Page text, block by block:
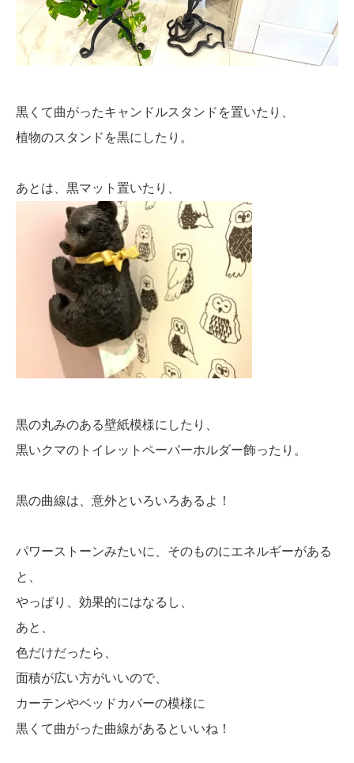
黒くて曲がったキャンドルスタンドを置いたり、
植物のスタンドを黒にしたり。
あとは、黒マット置いたり、
黒の丸みのある壁紙模様にしたり、
黒いクマのトイレットペーパーホルダー飾ったり。
黒の曲線は、意外といろいろあるよ！
パワーストーンみたいに、そのものにエネルギーがある
と、
やっぱり、効果的にはなるし、
あと、
色だけだったら、
面積が広い方がいいので、
カーテンやベッドカバーの模様に
黒くて曲がった曲線があるといいね！